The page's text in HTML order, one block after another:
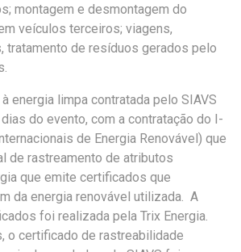
montagem e desmontagem do
veículos terceiros; viagens,
tratamento de resíduos gerados pelo
energia limpa contratada pelo SIAVS
do evento, com a contratação do I-
de Energia Renovável) que
de rastreamento de atributos
que emite certificados que
da energia renovável utilizada. A
foi realizada pela Trix Energia.
o certificado de rastreabilidade